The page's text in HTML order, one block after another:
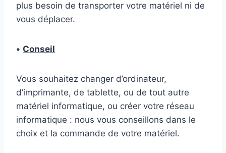
plus besoin de transporter votre matériel ni de
vous déplacer.
• Conseil
Vous souhaitez changer d’ordinateur,
d’imprimante, de tablette, ou de tout autre
matériel informatique, ou créer votre réseau
informatique : nous vous conseillons dans le
choix et la commande de votre matériel.